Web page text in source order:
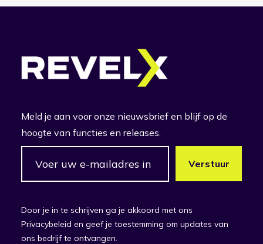
Meld je aan voor onze nieuwsbrief en blijf op de
hoogte van functies en releases.
Door je in te schrijven ga je akkoord met ons
Privacybeleid en geef je toestemming om updates van
ons bedrijf te ontvangen.